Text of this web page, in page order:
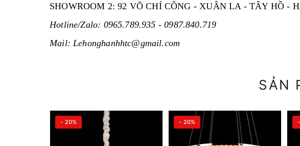
SHOWROOM 2: 92 VÕ CHÍ CÔNG - XUÂN LA - TÂY HỒ -
Hotline/Zalo: 0965.789.935 - 0987.840.719
Mail: Lehonghanhhtc@gmail.com
SẢN
- 20% - 20%